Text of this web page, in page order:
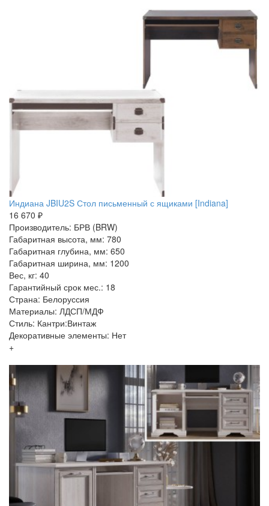
Индиана JBIU2S Стол письменный с ящиками [Indiana]
16 670 ₽
Производитель: БРВ (BRW)
Габаритная высота, мм: 780
Габаритная глубина, мм: 650
Габаритная ширина, мм: 1200
Вес, кг: 40
Гарантийный срок мес.: 18
Страна: Белоруссия
Материалы: ЛДСП/МДФ
Стиль: Кантри:Винтаж
Декоративные элементы: Нет
+